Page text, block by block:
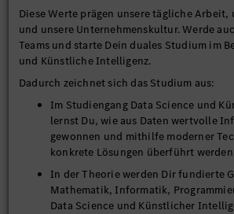
Diese Werte prägen unsere tägliche
und unsere Unternehmenskultur. Werde
Teams und starte Dein duales Studium im
und Künstliche Intelligenz.
Dadurch zeichnet sich das Studium aus:
Im Studiengang Data Science und
lernst Du, wie aus Daten wertvolle
gewonnen und mithilfe moderner
konkrete Lösungen überführt
In der Theorie werden Dir fundierte
Mathematik, Informatik,
Data Science und Künstlicher